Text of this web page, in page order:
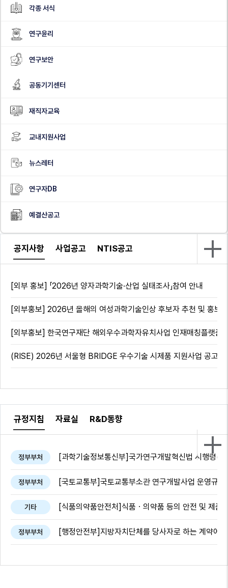
각종 서식
연구윤리
연구보안
공동기기센터
재직자교육
교내지원사업
뉴스레터
연구자DB
예결산공고
공지사항 사업공고 NTIS공고
[외부 홍보] 「2026년 양자과학기술·산업 실태조사」참여 안내
[외부홍보] 2026년 올해의 여성과학기술인상 후보자 추천 및 홍보
[외부홍보] 한국연구재단 해외우수과학자유치사업 인재매칭플랫폼
(RISE) 2026년 서울형 BRIDGE 우수기술 시제품 지원사업 공고
규정지침 자료실 R&D동향
정부부처 [과학기술정보통신부]국가연구개발혁신법 시행령(
정부부처 [국토교통부]국토교통부소관 연구개발사업 운영규
기타 [식품의약품안전처]식품ㆍ의약품 등의 안전 및 제
정부부처 [행정안전부]지방자치단체를 당사자로 하는 계약에